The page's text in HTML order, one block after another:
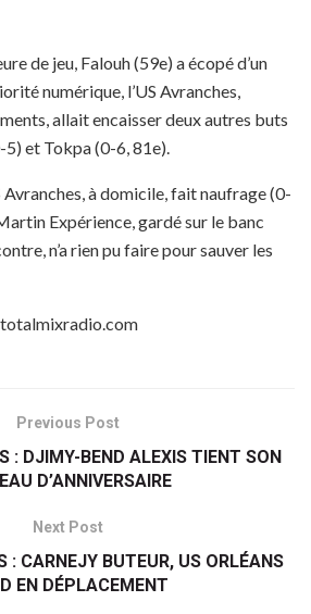
de jeu, Falouh (59e) a écopé d’un
numérique, l’US Avranches,
allait encaisser deux autres buts
et Tokpa (0-6, 81e).
à domicile, fait naufrage (0-
Expérience, gardé sur le banc
n’a rien pu faire pour sauver les
Previous Post
: DJIMY-BEND ALEXIS TIENT SON
D’ANNIVERSAIRE
Next Post
: CARNEJY BUTEUR, US ORLÉANS
EN DÉPLACEMENT